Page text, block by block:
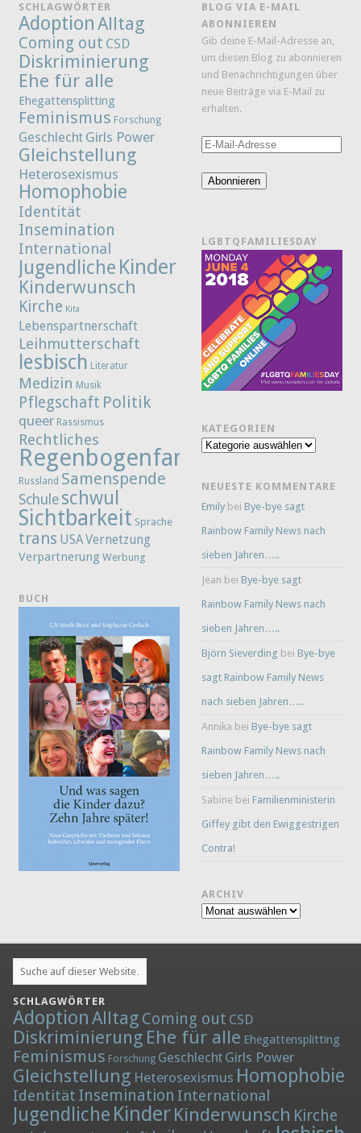
SCHLAGWÖRTER
AdoptionAlltag
Coming out CSD
Diskriminierung
Ehe für alle
Ehegattensplitting
Feminismus Forschung
Geschlecht Girls Power
Gleichstellung
Heterosexismus
Homophobie
Identität
Insemination
International
Jugendliche Kinder
Kinderwunsch
Kirche Kita
Lebenspartnerschaft
Leihmutterschaft
lesbisch Literatur
Medizin Musik
Pflegschaft Politik
queer Rassismus
Rechtliches
Regenbogenfamilie
Russland Samenspende
Schule schwul
Sichtbarkeit Sprache
trans USAVernetzung
Verpartnerung Werbung
BUCH
BLOG VIA E-MAIL
ABONNIEREN
Gib deine E-Mail-Adresse an,
um diesen Blog zu abonnieren
und Benachrichtigungen über
neue Beiträge via E-Mail zu
erhalten.
E-
Adresse
Abonnieren
LGBTQFAMILIESDAY
KATEGORIEN
Kategorien
NEUESTE KOMMENTARE
Emily bei Bye-bye sagt
Rainbow Family News nach
sieben Jahren…..
Jean bei Bye-bye sagt
Rainbow Family News nach
sieben Jahren…..
Björn Sieverding bei Bye-bye
sagt Rainbow Family News
nach sieben Jahren…..
Annika bei Bye-bye sagt
Rainbow Family News nach
sieben Jahren…..
Sabine bei Familienministerin
Giffey gibt den Ewiggestrigen
Contra!
ARCHIV
Archiv
SCHLAGWÖRTER
AdoptionAlltag Coming out CSD
Diskriminierung Ehe für alle Ehegattensplitting
Feminismus Forschung Geschlecht Girls Power
Gleichstellung Heterosexismus Homophobie
Identität Insemination International
Jugendliche Kinder Kinderwunsch Kirche